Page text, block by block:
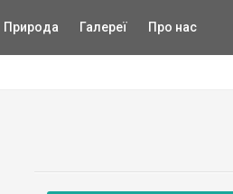
Природа Галереї Про нас